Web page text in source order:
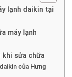
lạnh daikin tại
máy lạnh
khi sửa chữa
của Hưng